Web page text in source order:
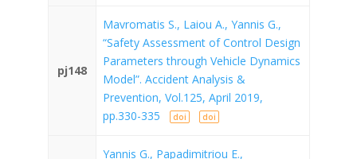
pj148
Mavromatis S., Laiou A., Yannis G.,
“Safety Assessment of Control Design
Parameters through Vehicle Dynamics
Model”. Accident Analysis &
Prevention, Vol.125, April 2019,
pp.330-335
doi doi
Yannis G., Papadimitriou E.,